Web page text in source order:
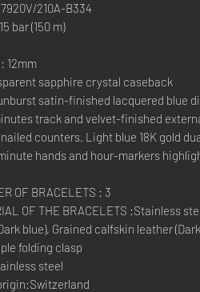
210A-B334
bar (150 m)
12mm
sapphire crystal caseback
satin-finished lacquered blue
track and velvet-finished
counters. Light blue 18K gold
hands and hour-markers
OF BRACELETS : 3
OF THE BRACELETS :Stainless
blue), Grained calfskin leather
folding clasp
steel